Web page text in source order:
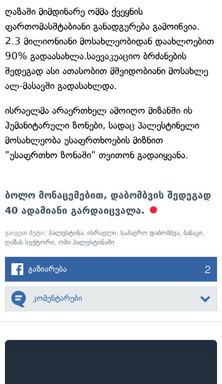
ღაზაში მიმდინარე ომმა ქვეყნის
ფართომასშტაბიანი განადგურება გამოიწვია.
2.3 მილიონიანი მოსახლეობიდან დაახლოებით
90% გადაასახლა.საევაკუაციო ბრძანების
შედეგად ასი ათასობით მშვიდობიანი მოსახლე
ალ-მასავში გადასახლდა.
ისრაელმა არაერთხელ ამოიღო მიზანში ის
ჰუმანიტარული ზონები, სადაც პალესტინელი
მოსახლეობა უსაფრთხოების მიზნით
"უსაფრთხო ზონაში" თვითონ გადაიყვანა.
ბოლო მონაცემებით, დაბომბვის შედეგად
40 ადამიანი გარდაიცვალა.
გაიგეთ მეტი: პალესტინა, ისრაელი, საჰაერო დაბომბვა, ბანაკი,
ღაზას სექტორი, ომი პალესტინაში
გაზიარება 2
კომენტარები